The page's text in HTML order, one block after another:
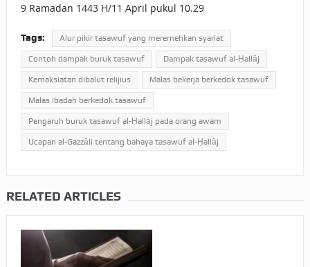
9 Ramadan 1443 H/11 April pukul 10.29
Tags: Alur pikir tasawuf yang meremehkan syariat
Contoh dampak buruk tasawuf Dampak tasawuf al-Ḥallāj
Kemaksiatan dibalut relijius Malas bekerja berkedok tasawuf
Malas ibadah berkedok tasawuf
Pengaruh buruk tasawuf al-Ḥallāj pada orang awam
Ucapan al-Gazzāli tentang bahaya tasawuf al-Ḥallāj
RELATED ARTICLES